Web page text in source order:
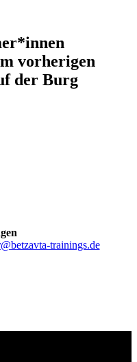
vorherigen
der Burg
trainings.de